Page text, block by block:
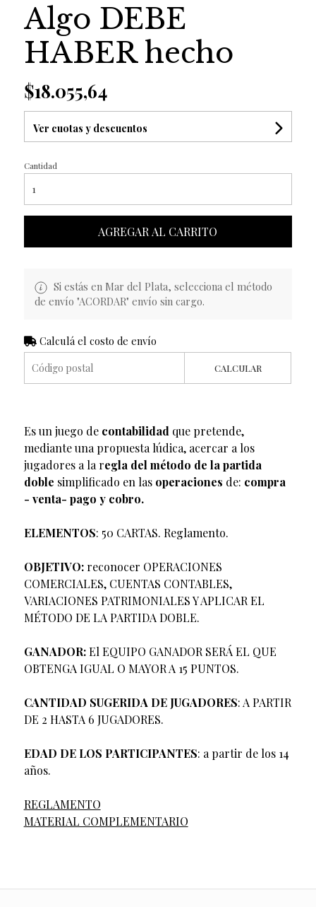
Algo DEBE
HABER hecho
$18.055,64
Ver cuotas y descuentos
Cantidad
AGREGAR AL CARRITO
Si estás en Mar del Plata, selecciona el método
de envío "ACORDAR" envío sin cargo.
Calculá el costo de envío
CALCULAR
Es un juego de contabilidad que pretende,
mediante una propuesta lúdica, acercar a los
jugadores a la regla del método de la partida
doble simplificado en las operaciones de: compra
- venta- pago y cobro.
ELEMENTOS: 50 CARTAS. Reglamento.
OBJETIVO:reconocer OPERACIONES
COMERCIALES, CUENTAS CONTABLES,
VARIACIONES PATRIMONIALES Y APLICAR EL
MÉTODO DE LA PARTIDA DOBLE.
GANADOR:El EQUIPO GANADOR SERÁ EL QUE
OBTENGA IGUAL O MAYOR A 15 PUNTOS.
CANTIDAD SUGERIDA DE JUGADORES: A PARTIR
DE 2 HASTA 6 JUGADORES.
EDAD DE LOS PARTICIPANTES: a partir de los 14
años.
REGLAMENTO
MATERIAL COMPLEMENTARIO